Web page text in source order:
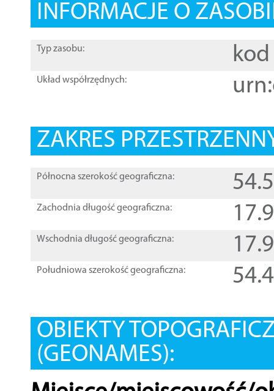
INFORMACJE O
Typ zasobu: kod
Układ współrzędnych:
ZAKRES
Północna szerokość geograficzna:
Zachodnia długość geograficzna:
Wschodnia długość geograficzna:
Południowa szerokość geograficzna:
OBIEKTY
(GEONAMES):